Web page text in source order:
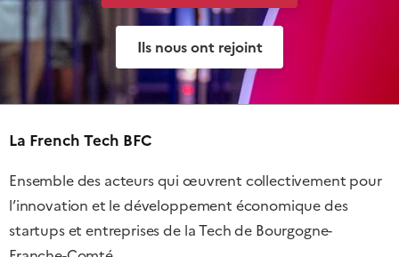
Ils nous ont rejoint
La French Tech BFC
Ensemble des acteurs qui œuvrent collectivement pour
l’innovation et le développement économique des
startups et entreprises de la Tech de Bourgogne-